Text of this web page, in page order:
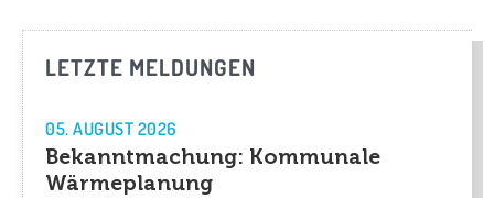
LETZTE MELDUNGEN
05. AUGUST 2026
Bekanntmachung: Kommunale
Wärmeplanung